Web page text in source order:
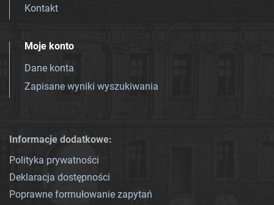
Kontakt
Moje konto
Dane konta
Zapisane wyniki wyszukiwania
Informacje dodatkowe:
Polityka prywatności
Deklaracja dostępności
Poprawne formułowanie zapytań